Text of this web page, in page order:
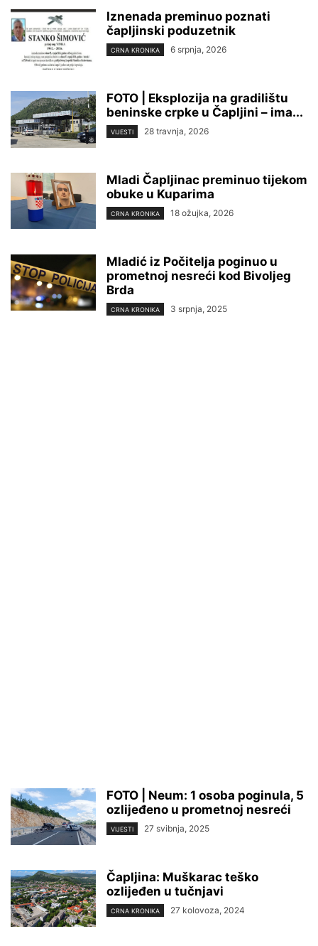
Iznenada preminuo poznati
čapljinski poduzetnik
CRNA KRONIKA 6 srpnja, 2026
FOTO | Eksplozija na gradilištu
beninske crpke u Čapljini – ima...
VIJESTI 28 travnja, 2026
Mladi Čapljinac preminuo tijekom
obuke u Kuparima
CRNA KRONIKA 18 ožujka, 2026
Mladić iz Počitelja poginuo u
prometnoj nesreći kod Bivoljeg
Brda
CRNA KRONIKA 3 srpnja, 2025
FOTO | Neum: 1 osoba poginula, 5
ozlijeđeno u prometnoj nesreći
VIJESTI 27 svibnja, 2025
Čapljina: Muškarac teško
ozlijeđen u tučnjavi
CRNA KRONIKA 27 kolovoza, 2024